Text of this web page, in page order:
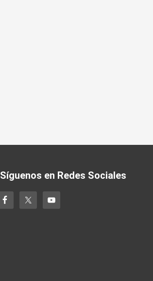
Síguenos en Redes Sociales